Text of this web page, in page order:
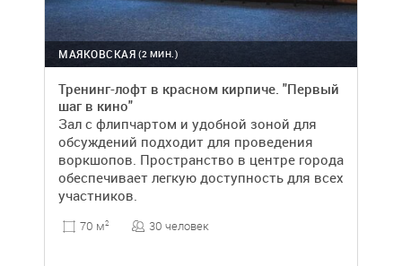
(2 МИН.)
МАЯКОВСКАЯ
Тренинг-лофт в красном кирпиче. "Первый
шаг в кино"
Зал с флипчартом и удобной зоной для
обсуждений подходит для проведения
воркшопов. Пространство в центре города
обеспечивает легкую доступность для всех
участников.
70 м2 30 человек